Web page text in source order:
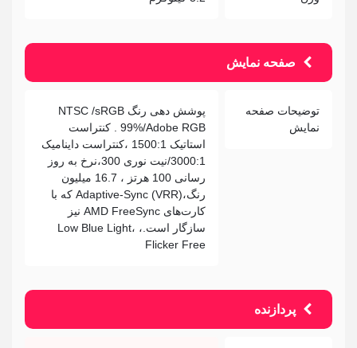
صفحه نمایش
توضیحات صفحه
نمایش
پوشش دهی رنگ NTSC /sRGB
99%/Adobe RGB . کنتراست
استاتیک 1500:1 ،کنتراست داینامیک
3000:1/نیت نوری 300،نرخ به روز
رسانی 100 هرتز ، 16.7 میلیون
رنگ،Adaptive-Sync (VRR) که با
کارت‌های AMD FreeSync نیز
سازگار است.، Low Blue Light،
Flicker Free
پردازنده